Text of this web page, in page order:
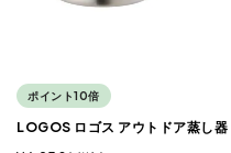
ポイント10倍
LOGOS ロゴス アウトドア蒸し器